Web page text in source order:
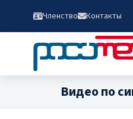
Членство Контакты
Видео по